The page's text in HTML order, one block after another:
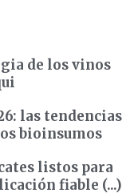
de los vinos
las tendencias
bioinsumos
listos para
fiable (...)